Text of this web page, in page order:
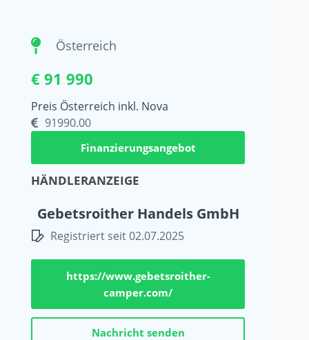
Österreich
€ 91 990
Preis Österreich inkl. Nova
91990.00
Finanzierungsangebot
HÄNDLERANZEIGE
Gebetsroither Handels GmbH
Registriert seit 02.07.2025
https://www.gebetsroither-
camper.com/
Nachricht senden